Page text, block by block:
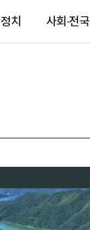
정치 사회·전국